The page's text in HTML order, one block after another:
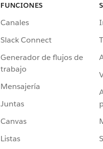
FUNCIONES
Canales
Slack Connect
Generador de flujos de
trabajo
Mensajería
Juntas
Canvas
Listas